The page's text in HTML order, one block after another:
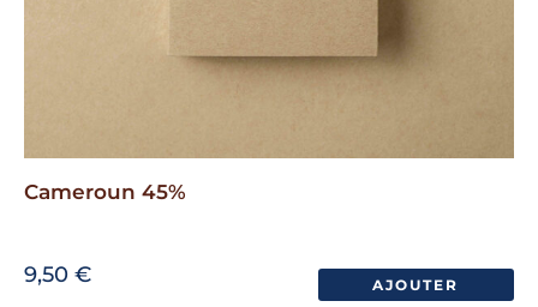
Cameroun 45%
9,50 € AJOUTER